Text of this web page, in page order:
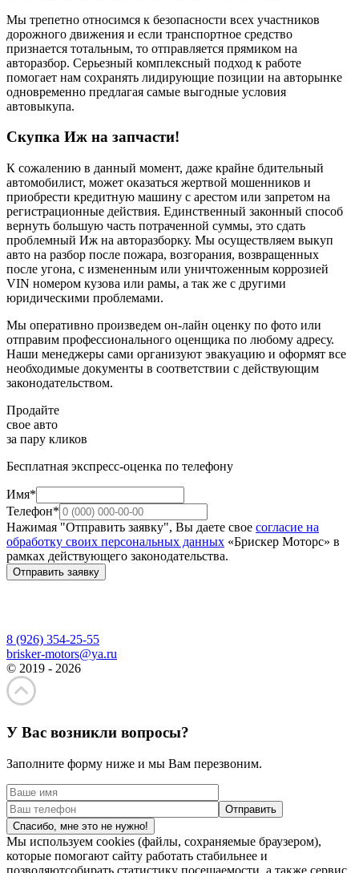
Мы трепетно относимся к безопасности всех участников
дорожного движения и если транспортное средство
признается тотальным, то отправляется прямиком на
авторазбор. Серьезный комплексный подход к работе
помогает нам сохранять лидирующие позиции на авторынке
одновременно предлагая самые выгодные условия
автовыкупа.
Скупка Иж на запчасти!
К сожалению в данный момент, даже крайне бдительный
автомобилист, может оказаться жертвой мошенников и
приобрести кредитную машину с арестом или запретом на
регистрационные действия. Единственный законный способ
вернуть большую часть потраченной суммы, это сдать
проблемный Иж на авторазборку. Мы осуществляем выкуп
авто на разбор после пожара, возгорания, возвращенных
после угона, с измененным или уничтоженным коррозией
VIN номером кузова или рамы, а так же с другими
юридическими проблемами.
Мы оперативно произведем он-лайн оценку по фото или
отправим профессионального оценщика по любому адресу.
Наши менеджеры сами организуют эвакуацию и оформят все
необходимые документы в соответствии с действующим
законодательством.
Продайте
свое авто
за пару кликов
Бесплатная экспресс-оценка по телефону
Имя*
Телефон*
Нажимая "Отправить заявку", Вы даете свое согласие на
обработку своих персональных данных «Брискер Моторс» в
рамках действующего законодательства.
Отправить заявку
8 (926) 354-25-55
brisker-motors@ya.ru
© 2019 - 2026
У Вас возникли вопросы?
Заполните форму ниже и мы Вам перезвоним.
Спасибо, мне это не нужно!
Мы используем cookies (файлы, сохраняемые браузером),
которые помогают сайту работать стабильнее и
позволяютсобирать статистику посещаемости, а также сервис